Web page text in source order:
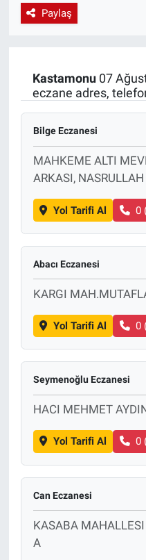
Paylaş
Kastamonu07
eczane adres,
Bilge Eczanesi
MAHKEME ALTI
ARKASI,
Yol Tarifi Al 0
Abacı Eczanesi
KARGI
Yol Tarifi Al 0
Seymenoğlu Eczanesi
HACI MEHMET
Yol Tarifi Al 0
Can Eczanesi
KASABA
A
EndüstriST
Endüstri 4.0
Ağır Sanayi